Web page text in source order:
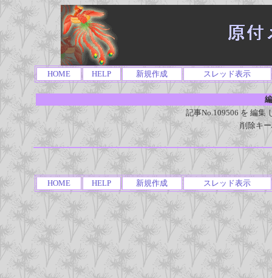
HOME HELP 新規作成 スレッド表示
記事No.109506 を 編集
削除キ
HOME HELP 新規作成 スレッド表示